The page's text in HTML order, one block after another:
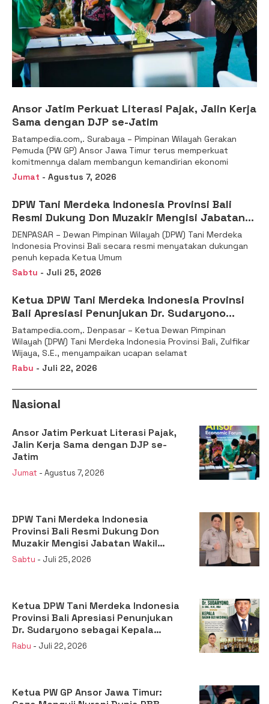
Ansor Jatim Perkuat Literasi Pajak, Jalin Kerja
Sama dengan DJP se-Jatim
Batampedia.com,. Surabaya – Pimpinan Wilayah Gerakan
Pemuda (PW GP) Ansor Jawa Timur terus memperkuat
komitmennya dalam membangun kemandirian ekonomi
Jumat - Agustus 7, 2026
DPW Tani Merdeka Indonesia Provinsi Bali
Resmi Dukung Don Muzakir Mengisi Jabatan
Wakil Menteri Pertanian RI
DENPASAR – Dewan Pimpinan Wilayah (DPW) Tani Merdeka
Indonesia Provinsi Bali secara resmi menyatakan dukungan
penuh kepada Ketua Umum
Sabtu - Juli 25, 2026
Ketua DPW Tani Merdeka Indonesia Provinsi
Bali Apresiasi Penunjukan Dr. Sudaryono
sebagai Kepala Badan Gizi Nasional
Batampedia.com,. Denpasar – Ketua Dewan Pimpinan
Wilayah (DPW) Tani Merdeka Indonesia Provinsi Bali, Zulfikar
Wijaya, S.E., menyampaikan ucapan selamat
Rabu - Juli 22, 2026
Nasional
Ansor Jatim Perkuat Literasi Pajak,
Jalin Kerja Sama dengan DJP se-
Jatim
Jumat - Agustus 7, 2026
DPW Tani Merdeka Indonesia
Provinsi Bali Resmi Dukung Don
Muzakir Mengisi Jabatan Wakil
Menteri Pertanian RI
Sabtu - Juli 25, 2026
Ketua DPW Tani Merdeka Indonesia
Provinsi Bali Apresiasi Penunjukan
Dr. Sudaryono sebagai Kepala
Badan Gizi Nasional
Rabu - Juli 22, 2026
Ketua PW GP Ansor Jawa Timur: